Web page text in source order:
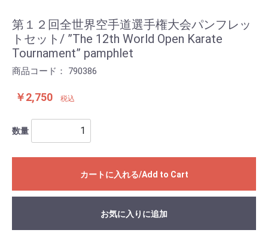
第１２回全世界空手道選手権大会パンフレッ
トセット/ ”The 12th World Open Karate
Tournament” pamphlet
商品コード： 790386
￥2,750 税込
数量
カートに入れる/Add to Cart
お気に入りに追加